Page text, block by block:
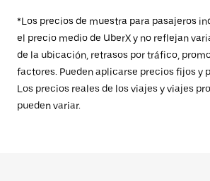
*Los precios de muestra para pasajeros
el precio medio de UberX y no reflejan
de la ubicación, retrasos por tráfico,
factores. Pueden aplicarse precios fijos y
Los precios reales de los viajes y viajes
pueden variar.